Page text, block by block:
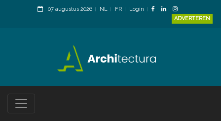
07 augustus 2026 NL FR
Login
ADVERTEREN